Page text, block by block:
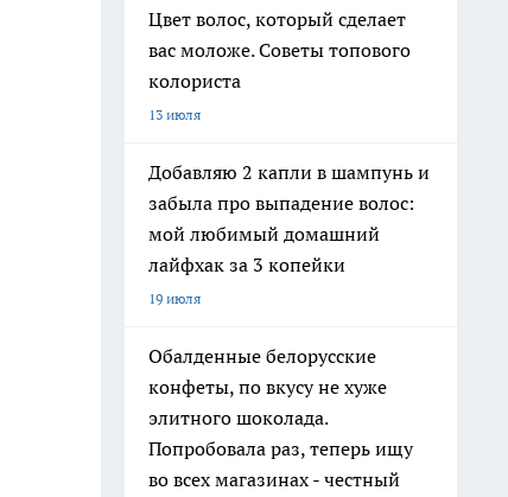
Цвет волос, который сделает
вас моложе. Советы топового
колориста
13 июля
Добавляю 2 капли в шампунь и
забыла про выпадение волос:
мой любимый домашний
лайфхак за 3 копейки
19 июля
Обалденные белорусские
конфеты, по вкусу не хуже
элитного шоколада.
Попробовала раз, теперь ищу
во всех магазинах - честный